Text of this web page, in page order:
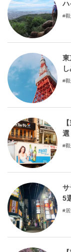
ハ
東
選
う
サ
5